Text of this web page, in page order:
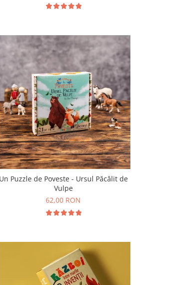
Un Puzzle de Poveste - Ursul Păcălit de
Vulpe
62,00 RON